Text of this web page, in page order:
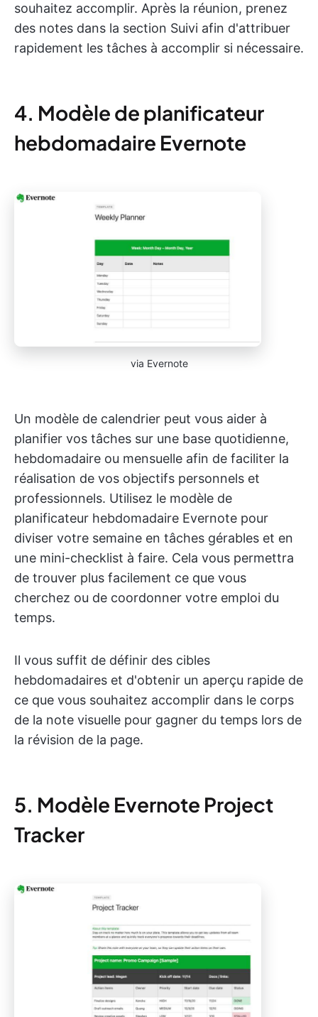
souhaitez accomplir. Après la réunion, prenez
des notes dans la section Suivi afin d'attribuer
rapidement les tâches à accomplir si nécessaire.
4. Modèle de planificateur
hebdomadaire Evernote
via Evernote
Un modèle de calendrier peut vous aider à
planifier vos tâches sur une base quotidienne,
hebdomadaire ou mensuelle afin de faciliter la
réalisation de vos objectifs personnels et
professionnels. Utilisez le modèle de
planificateur hebdomadaire Evernote pour
diviser votre semaine en tâches gérables et en
une mini-checklist à faire. Cela vous permettra
de trouver plus facilement ce que vous
cherchez ou de coordonner votre emploi du
temps.
Il vous suffit de définir des cibles
hebdomadaires et d'obtenir un aperçu rapide de
ce que vous souhaitez accomplir dans le corps
de la note visuelle pour gagner du temps lors de
la révision de la page.
5. Modèle Evernote Project
Tracker